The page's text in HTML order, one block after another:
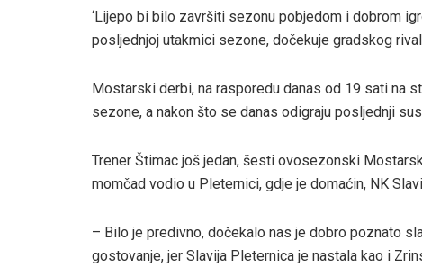
‘Lijepo bi bilo završiti sezonu pobjedom i dobrom
posljednjoj utakmici sezone, dočekuje gradskog
Mostarski derbi, na rasporedu danas od 19 sati na
sezone, a nakon što se danas odigraju posljednji
Trener Štimac još jedan, šesti ovosezonski
momčad vodio u Pleternici, gdje je domaćin, NK
– Bilo je predivno, dočekalo nas je dobro poznato
gostovanje, jer Slavija Pleternica je nastala kao i